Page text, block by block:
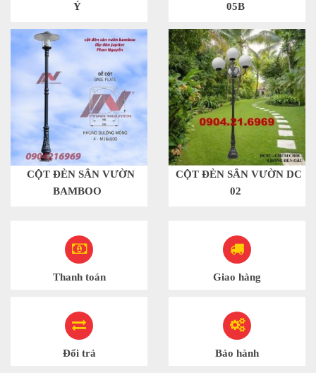
Ý
05B
CỘT ĐÈN SÂN VƯỜN
BAMBOO
CỘT ĐÈN SÂN VƯỜN DC
02
Thanh toán Giao hàng
Đổi trả Bảo hành